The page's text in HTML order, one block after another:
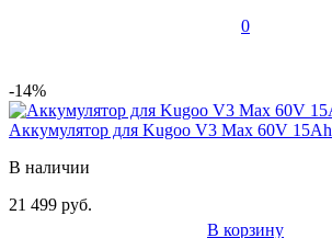
0
-14%
Аккумулятор для Kugoo V3 Max 60V 15Ah
В наличии
21 499 руб.
В корзину